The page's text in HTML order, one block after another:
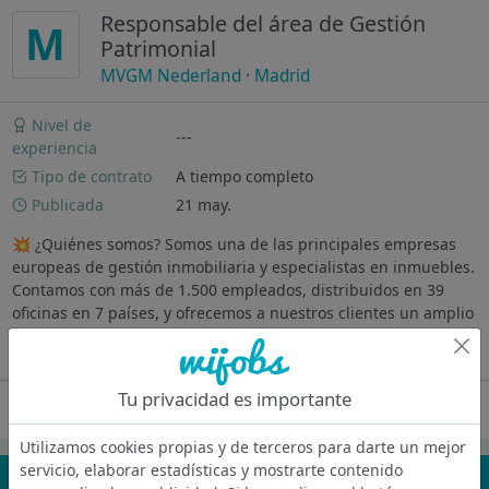
M
Responsable del área de Gestión
Patrimonial
MVGM Nederland · Madrid
Nivel de
experiencia
---
Tipo de contrato
A tiempo completo
Publicada
21 may.
💥 ¿Quiénes somos? Somos una de las principales empresas
europeas de gestión inmobiliaria y especialistas en inmuebles.
Contamos con más de 1.500 empleados, distribuidos en 39
oficinas en 7 países, y ofrecemos a nuestros clientes un amplio
e integrado...
Oferta desactivada
Tu privacidad es importante
Utilizamos cookies propias y de terceros para darte un mejor
servicio, elaborar estadísticas y mostrarte contenido